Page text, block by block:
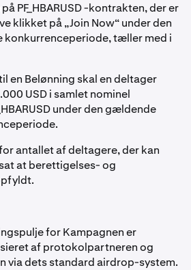
PF_HBARUSD -kontrakten, der er
klikket på „Join Now“ under den
tæller med i
en Belønning skal en deltager
USD i samlet nominel
under den gældende
antallet af deltagere, der kan
at berettigelses- og
for Kampagnen er
af protokolpartneren og
via dets standard airdrop-system.